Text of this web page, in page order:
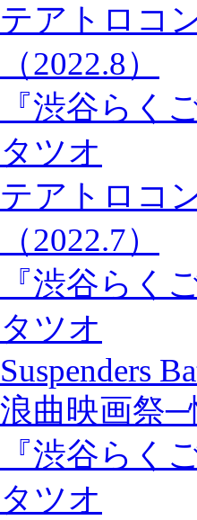
テアトロコ
（2022.8）
『渋谷らく
タツオ
テアトロコ
（2022.7）
『渋谷らく
タツオ
Suspenders
浪曲映画祭─
『渋谷らく
タツオ